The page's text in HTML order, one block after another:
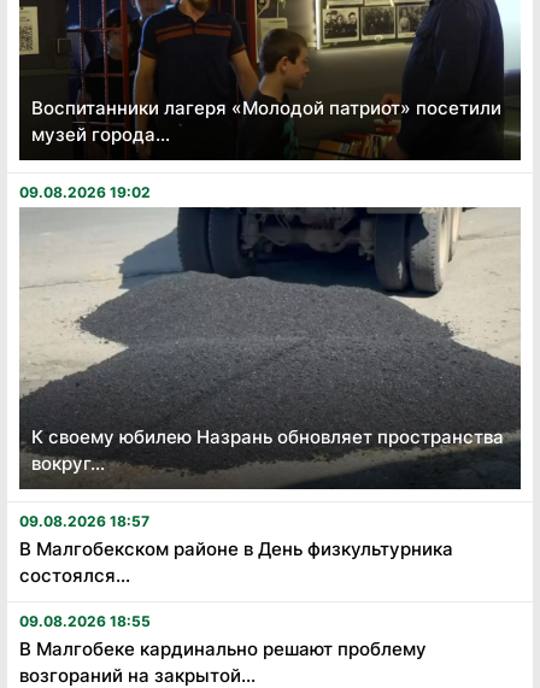
Воспитанники лагеря «Молодой патриот» посетили
музей города...
09.08.2026 19:02
К своему юбилею Назрань обновляет пространства
вокруг...
09.08.2026 18:57
В Малгобекском районе в День физкультурника
состоялся...
09.08.2026 18:55
В Малгобеке кардинально решают проблему
возгораний на закрытой...